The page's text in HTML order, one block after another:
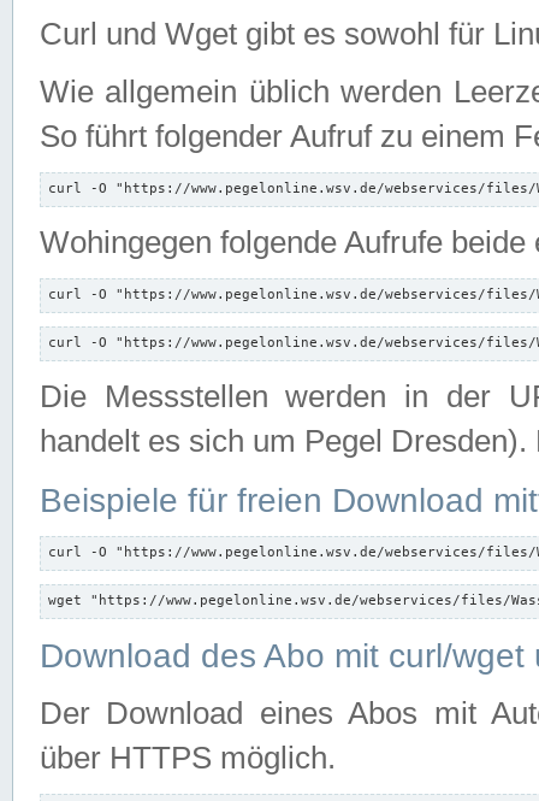
Curl und Wget gibt es sowohl für
Wie allgemein üblich werden
So führt folgender Aufruf zu einem
curl -O "https://www.pegelonline.wsv.de/webservices/files/
Wohingegen folgende Aufrufe beide
curl -O "https://www.pegelonline.wsv.de/webservices/files/
curl -O "https://www.pegelonline.wsv.de/webservices/files/
Die Messstellen werden in der
handelt es sich um Pegel
Beispiele für freien Download
curl -O "https://www.pegelonline.wsv.de/webservices/files/
wget "https://www.pegelonline.wsv.de/webservices/files/
Download des Abo mit curl/
Der Download eines Abos mit
über HTTPS möglich.